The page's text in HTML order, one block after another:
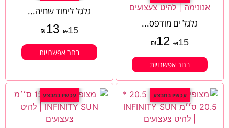
גלגל ים מודפס...
₪15
₪12
בחר אפשרויות
גלגל לימוד שחיה...
₪15
₪13
בחר אפשרויות
עכשיו במבצע עכשיו במבצע